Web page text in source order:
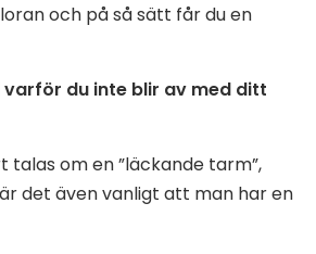
och på så sätt får du en
du inte blir av med ditt
talas om en ”läckande tarm”,
det även vanligt att man har en